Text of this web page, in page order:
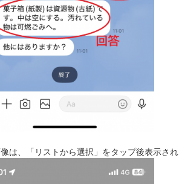
は、「リストから選択」をタップ後表示され